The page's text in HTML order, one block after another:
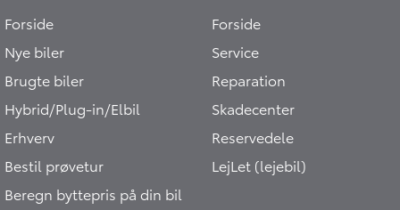
Forside
Nye biler
Brugte biler
Hybrid/Plug-in/Elbil
Erhverv
Bestil prøvetur
Beregn byttepris på din bil
Forside
Service
Reparation
Skadecenter
Reservedele
LejLet (lejebil)